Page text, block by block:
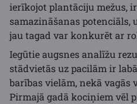
ierīkojot plantāciju mežus,
samazināšanas potenciāls,
jau tagad var konkurēt ar
Iegūtie augsnes analīžu
stādvietās uz pacilām ir
barības vielām, nekā vagās
Pirmajā gadā kociņiem vēl